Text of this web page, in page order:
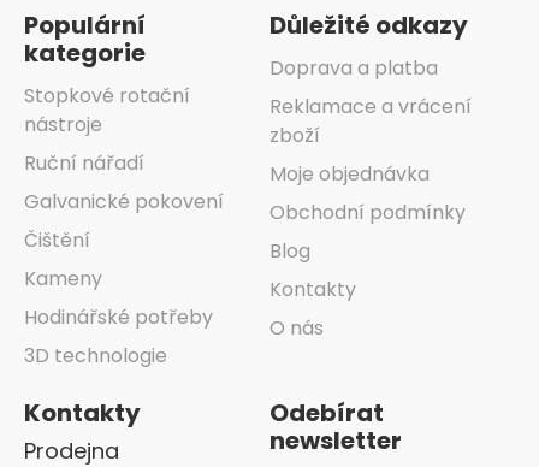
Populární
kategorie
Stopkové rotační
nástroje
Ruční nářadí
Galvanické pokovení
Čištění
Kameny
Hodinářské potřeby
3D technologie
Důležité odkazy
Doprava a platba
Reklamace a vrácení
zboží
Moje objednávka
Obchodní podmínky
Blog
Kontakty
O nás
Kontakty
Prodejna
Odebírat
newsletter